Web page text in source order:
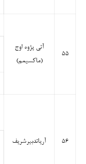
۵۵
آتی پژوه اوج
(ماکسیمم)
۵۶ آریاتدبیرشریف